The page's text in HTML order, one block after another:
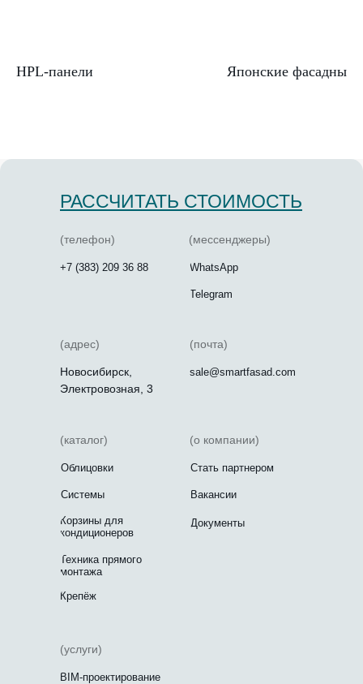
HPL-панели Японские фасадные
РАССЧИТАТЬ СТОИМОСТЬ
(телефон) (мессенджеры)
(каталог)
(услуги)
(о компании)
(почта)
(адрес)
Новосибирск,
Электровозная, 3
sale@smartfasad.com
+7 (383) 209 36 88 WhatsApp
Telegram
Облицовки
Системы
Корзины для
кондиционеров
BIM-проектирование
Стать партнером
Вакансии
Документы
Техника прямого
монтажа
Крепёж